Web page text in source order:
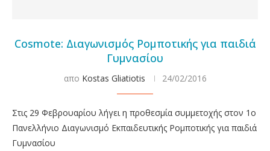
Cosmote: Διαγωνισμός Ρομποτικής για παιδιά
Γυμνασίου
απο Kostas Gliatiotis 24/02/2016
Στις 29 Φεβρουαρίου λήγει η προθεσμία συμμετοχής στον 1ο
Πανελλήνιο Διαγωνισμό Εκπαιδευτικής Ρομποτικής για παιδιά
Γυμνασίου